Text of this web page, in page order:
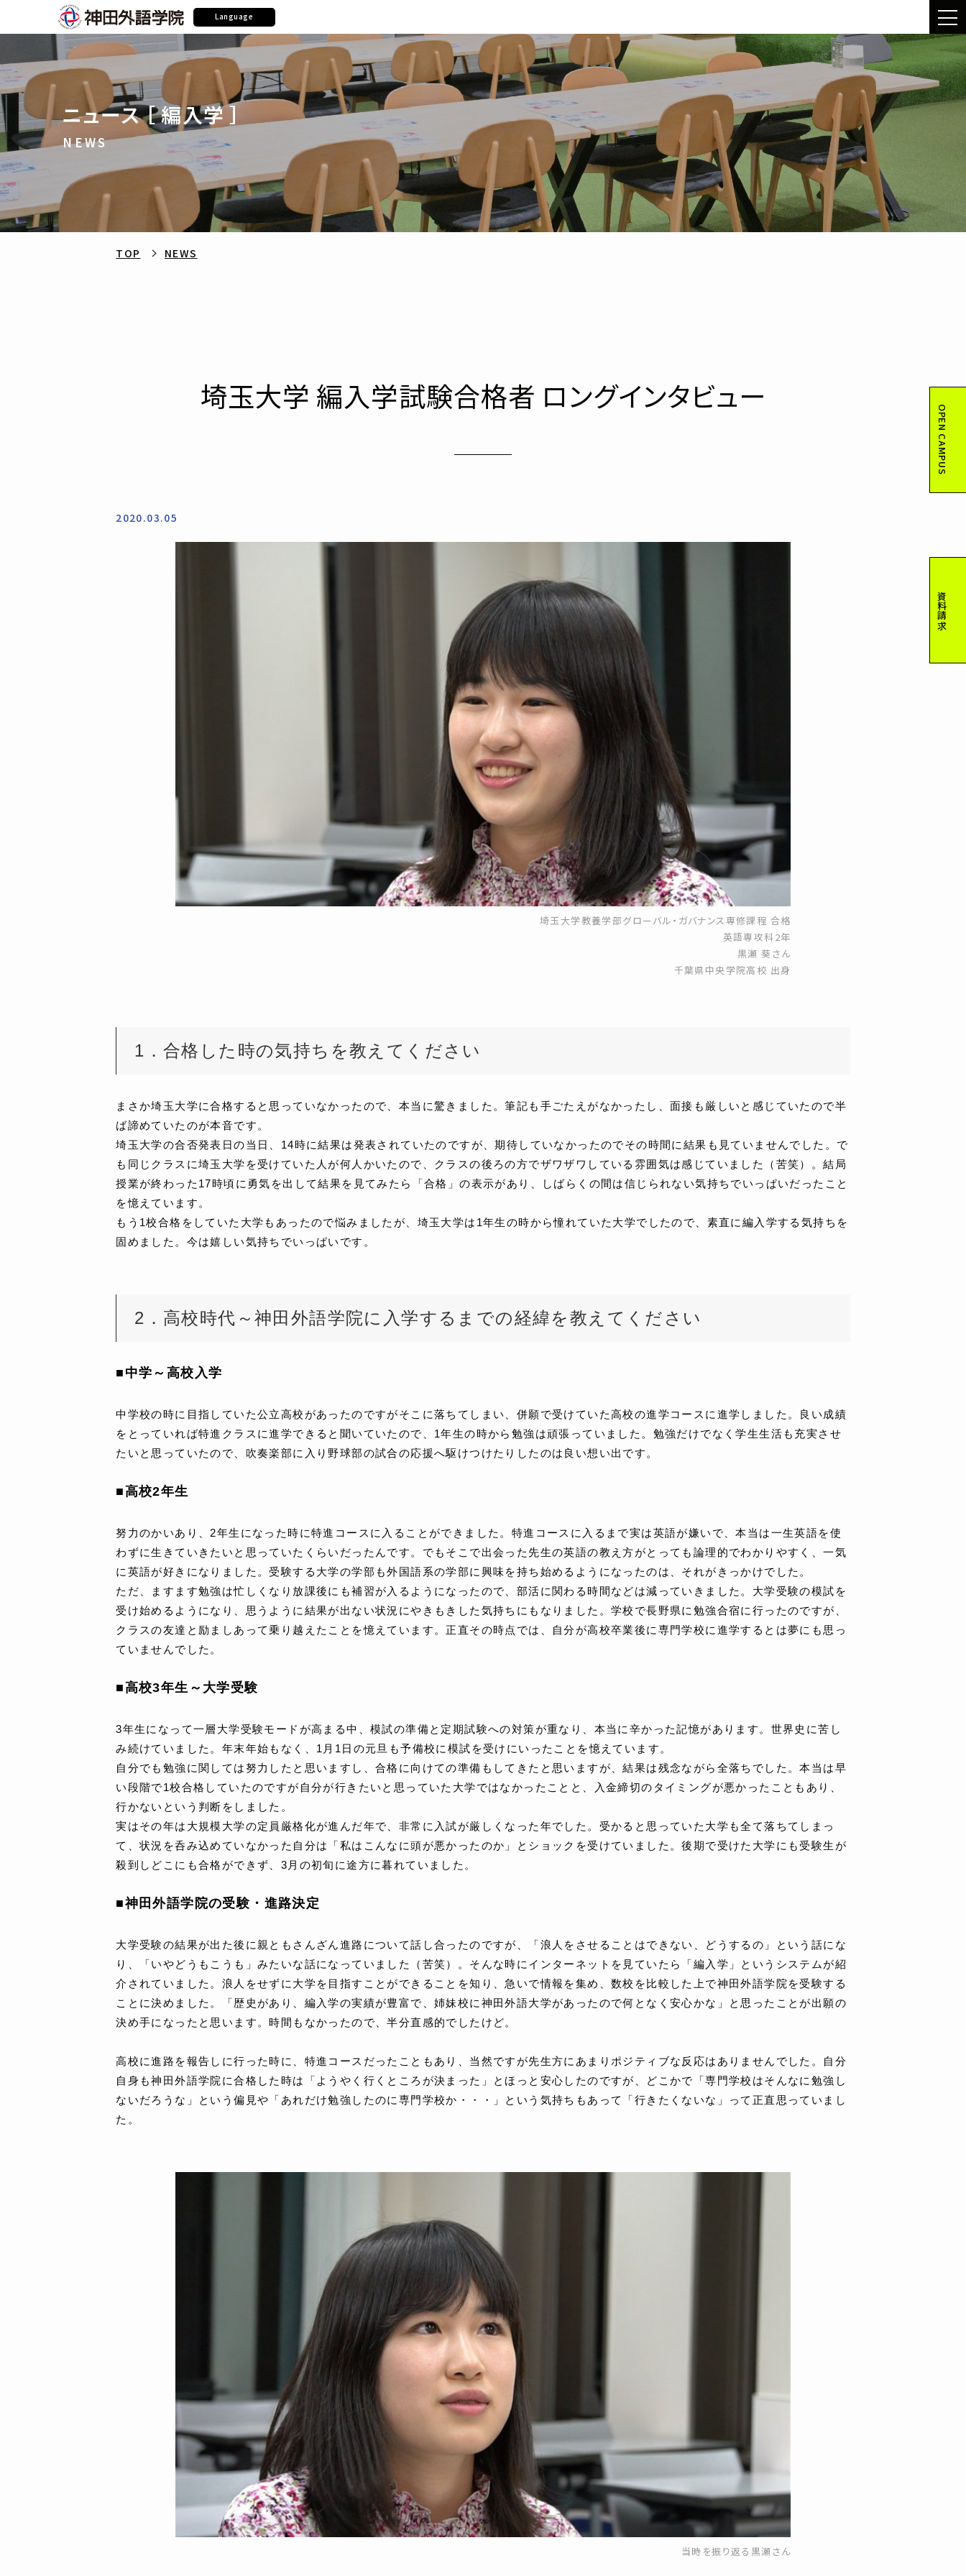
Language
OPEN CAMPUS
資料請求
ニュース ［ 編入学 ］
NEWS
TOP NEWS
埼玉大学 編入学試験合格者 ロングインタビュー
2020.03.05
埼玉大学教養学部グローバル・ガバナンス専修課程 合格
英語専攻科2年
黒瀬 葵さん
千葉県中央学院高校 出身
1．合格した時の気持ちを教えてください
まさか埼玉大学に合格すると思っていなかったので、本当に驚きました。筆記も手ごたえがなかったし、面接も厳しいと感じていたので半
ば諦めていたのが本音です。
埼玉大学の合否発表日の当日、14時に結果は発表されていたのですが、期待していなかったのでその時間に結果も見ていませんでした。で
も同じクラスに埼玉大学を受けていた人が何人かいたので、クラスの後ろの方でザワザワしている雰囲気は感じていました（苦笑）。結局
授業が終わった17時頃に勇気を出して結果を見てみたら「合格」の表示があり、しばらくの間は信じられない気持ちでいっぱいだったこと
を憶えています。
もう1校合格をしていた大学もあったので悩みましたが、埼玉大学は1年生の時から憧れていた大学でしたので、素直に編入学する気持ちを
固めました。今は嬉しい気持ちでいっぱいです。
2．高校時代～神田外語学院に入学するまでの経緯を教えてください
■中学～高校入学
中学校の時に目指していた公立高校があったのですがそこに落ちてしまい、併願で受けていた高校の進学コースに進学しました。良い成績
をとっていれば特進クラスに進学できると聞いていたので、1年生の時から勉強は頑張っていました。勉強だけでなく学生生活も充実させ
たいと思っていたので、吹奏楽部に入り野球部の試合の応援へ駆けつけたりしたのは良い想い出です。
■高校2年生
努力のかいあり、2年生になった時に特進コースに入ることができました。特進コースに入るまで実は英語が嫌いで、本当は一生英語を使
わずに生きていきたいと思っていたくらいだったんです。でもそこで出会った先生の英語の教え方がとっても論理的でわかりやすく、一気
に英語が好きになりました。受験する大学の学部も外国語系の学部に興味を持ち始めるようになったのは、それがきっかけでした。
ただ、ますます勉強は忙しくなり放課後にも補習が入るようになったので、部活に関わる時間などは減っていきました。大学受験の模試を
受け始めるようになり、思うように結果が出ない状況にやきもきした気持ちにもなりました。学校で長野県に勉強合宿に行ったのですが、
クラスの友達と励ましあって乗り越えたことを憶えています。正直その時点では、自分が高校卒業後に専門学校に進学するとは夢にも思っ
ていませんでした。
■高校3年生～大学受験
3年生になって一層大学受験モードが高まる中、模試の準備と定期試験への対策が重なり、本当に辛かった記憶があります。世界史に苦し
み続けていました。年末年始もなく、1月1日の元旦も予備校に模試を受けにいったことを憶えています。
自分でも勉強に関しては努力したと思いますし、合格に向けての準備もしてきたと思いますが、結果は残念ながら全落ちでした。本当は早
い段階で1校合格していたのですが自分が行きたいと思っていた大学ではなかったことと、入金締切のタイミングが悪かったこともあり、
行かないという判断をしました。
実はその年は大規模大学の定員厳格化が進んだ年で、非常に入試が厳しくなった年でした。受かると思っていた大学も全て落ちてしまっ
て、状況を呑み込めていなかった自分は「私はこんなに頭が悪かったのか」とショックを受けていました。後期で受けた大学にも受験生が
殺到しどこにも合格ができず、3月の初旬に途方に暮れていました。
■神田外語学院の受験・進路決定
大学受験の結果が出た後に親ともさんざん進路について話し合ったのですが、「浪人をさせることはできない、どうするの」という話にな
り、「いやどうもこうも」みたいな話になっていました（苦笑）。そんな時にインターネットを見ていたら「編入学」というシステムが紹
介されていました。浪人をせずに大学を目指すことができることを知り、急いで情報を集め、数校を比較した上で神田外語学院を受験する
ことに決めました。「歴史があり、編入学の実績が豊富で、姉妹校に神田外語大学があったので何となく安心かな」と思ったことが出願の
決め手になったと思います。時間もなかったので、半分直感的でしたけど。
高校に進路を報告しに行った時に、特進コースだったこともあり、当然ですが先生方にあまりポジティブな反応はありませんでした。自分
自身も神田外語学院に合格した時は「ようやく行くところが決まった」とほっと安心したのですが、どこかで「専門学校はそんなに勉強し
ないだろうな」という偏見や「あれだけ勉強したのに専門学校か・・・」という気持ちもあって「行きたくないな」って正直思っていまし
た。
当時を振り返る黒瀬さん